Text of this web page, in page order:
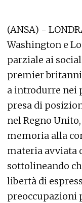
(ANSA) -
Washington e
parziale ai
premier
a introdurre nei
presa di
nel Regno
memoria alla
materia avviata
sottolineando
libertà di
preoccupazioni